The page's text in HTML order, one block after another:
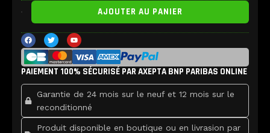
quantité
de
Connexion
Samsung
Galaxy
Note
10
Lite
AJOUTER AU PANIER
F
a
c
e
b
o
k
T
w
i
t
t
e
Y
o
u
t
u
b
PAIEMENT 100% SÉCURISÉ PAR AXEPTA BNP PARIBAS ONLINE
Garantie de 24 mois sur le neuf et 12 mois sur le
reconditionné
Produit disponible en boutique ou en livrasion par